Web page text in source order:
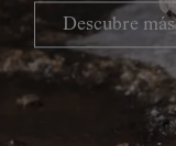
Descubre más